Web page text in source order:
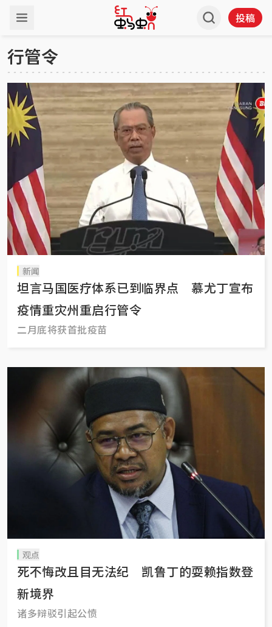
投稿
行管令
新闻
坦言马国医疗体系已到临界点 慕尤丁宣布
疫情重灾州重启行管令
二月底将获首批疫苗
观点
死不悔改且目无法纪 凯鲁丁的耍赖指数登
新境界
诸多辩驳引起公愤